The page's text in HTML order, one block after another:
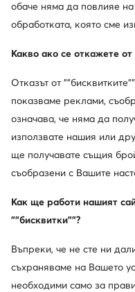
обаче няма да повлияе
обработката, която сме
Какво ако се откажете
Отказът от
показваме реклами,
означава, че няма да
използвате нашия или
ще получавате същия
съобразени с Вашите
Как ще работи нашият
""бисквитки""?
Въпреки, че не сте ни
съхраняваме на Вашето
необходими само за